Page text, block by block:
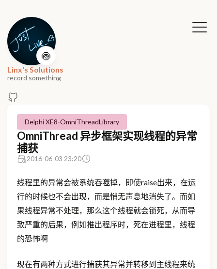
🍥
Linx's Solutions
record something
Delphi XE8-OmniThreadLibrary
OmniThread 异步框架实现线程的异常
捕获
2016-06-03 23:20
线程里的异常会被系统吞噬掉，即使raise出来，在运
行的时候也不会出现，而是悄无声息地消失了。而如
果线程异常不处理，那么这个线程就会锁死，从而导
致严重的后果，例如推出程序时，死在进程里，线程
的恐怖啊
现在有两种方式进行捕获其异常并转移到主线程来统